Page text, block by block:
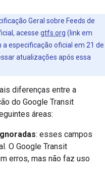
Geral sobre Feeds de
acesse gtfs.org (link em
especificação oficial em 21 de
atualizações após essa
diferenças entre a
do Google Transit
áreas:
: esses campos
O Google Transit
erros, mas não faz uso